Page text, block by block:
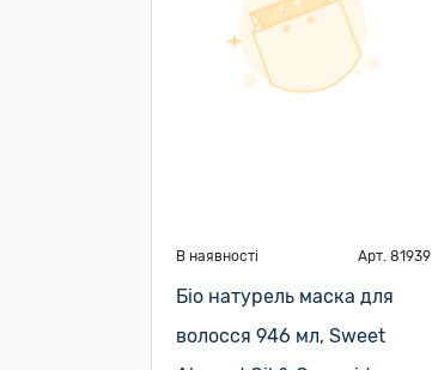
В наявності Арт. 81939
Біо натурель маска для
волосся 946 мл, Sweet